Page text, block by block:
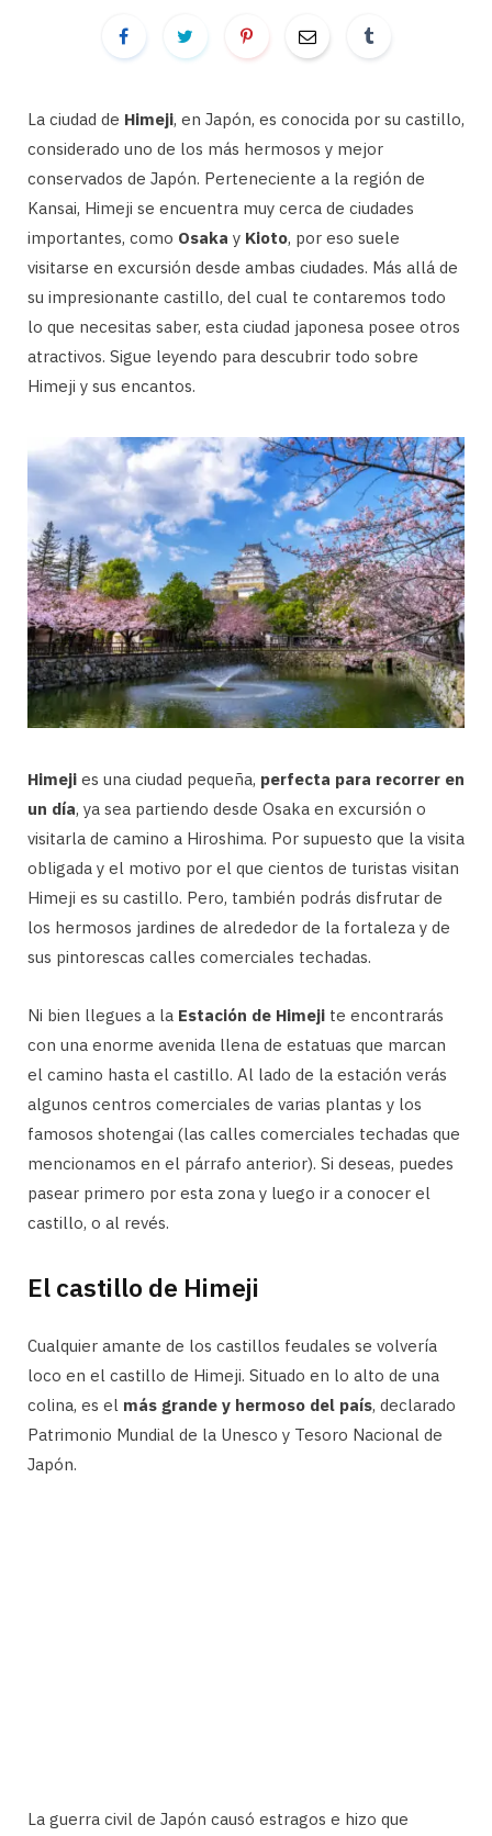
La ciudad de Himeji, en Japón, es conocida por su castillo,
considerado uno de los más hermosos y mejor
conservados de Japón. Perteneciente a la región de
Kansai, Himeji se encuentra muy cerca de ciudades
importantes, como Osaka y Kioto, por eso suele
visitarse en excursión desde ambas ciudades. Más allá de
su impresionante castillo, del cual te contaremos todo
lo que necesitas saber, esta ciudad japonesa posee otros
atractivos. Sigue leyendo para descubrir todo sobre
Himeji y sus encantos.
Himeji es una ciudad pequeña, perfecta para recorrer en
un día, ya sea partiendo desde Osaka en excursión o
visitarla de camino a Hiroshima. Por supuesto que la visita
obligada y el motivo por el que cientos de turistas visitan
Himeji es su castillo. Pero, también podrás disfrutar de
los hermosos jardines de alrededor de la fortaleza y de
sus pintorescas calles comerciales techadas.
Ni bien llegues a la Estación de Himeji te encontrarás
con una enorme avenida llena de estatuas que marcan
el camino hasta el castillo. Al lado de la estación verás
algunos centros comerciales de varias plantas y los
famosos shotengai (las calles comerciales techadas que
mencionamos en el párrafo anterior). Si deseas, puedes
pasear primero por esta zona y luego ir a conocer el
castillo, o al revés.
El castillo de Himeji
Cualquier amante de los castillos feudales se volvería
loco en el castillo de Himeji. Situado en lo alto de una
colina, es el más grande y hermoso del país, declarado
Patrimonio Mundial de la Unesco y Tesoro Nacional de
Japón.
La guerra civil de Japón causó estragos e hizo que